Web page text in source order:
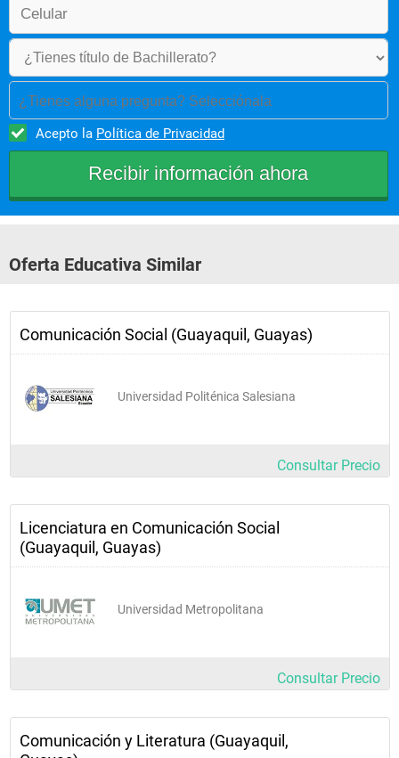
¿Tienes alguna pregunta? Selecciónala
Acepto la Política de Privacidad
Oferta Educativa Similar
Comunicación Social (Guayaquil, Guayas)
Universidad Politénica Salesiana
Consultar Precio
Licenciatura en Comunicación Social
(Guayaquil, Guayas)
Universidad Metropolitana
Consultar Precio
Comunicación y Literatura (Guayaquil,